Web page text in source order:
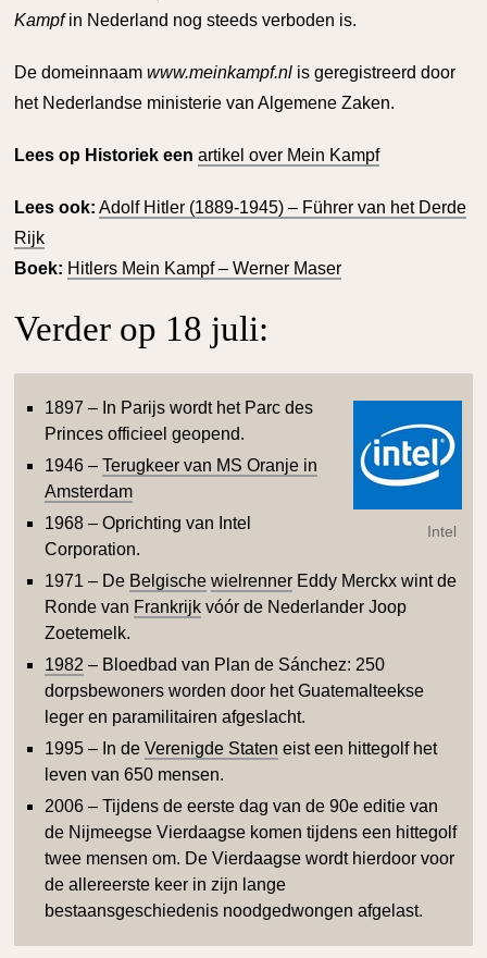
Kampfin Nederland nog steeds verboden is.
De domeinnaamwww.meinkampf.nl is geregistreerd door
het Nederlandse ministerie van Algemene Zaken.
Lees op Historiek een artikel over Mein Kampf
Lees ook: Adolf Hitler (1889-1945) – Führer van het Derde
Rijk
Boek: Hitlers Mein Kampf – Werner Maser
Verder op 18 juli:
Intel
1897 – In Parijs wordt het Parc des
Princes officieel geopend.
1946 –Terugkeer van MS Oranje in
Amsterdam
1968 – Oprichting van Intel
Corporation.
1971 – De Belgische wielrenner Eddy Merckx wint de
Ronde van Frankrijk vóór de Nederlander Joop
Zoetemelk.
1982 – Bloedbad van Plan de Sánchez: 250
dorpsbewoners worden door het Guatemalteekse
leger en paramilitairen afgeslacht.
1995 – In deVerenigde Staten eist een hittegolf het
leven van 650 mensen.
2006 – Tijdens de eerste dag van de 90e editie van
de Nijmeegse Vierdaagse komen tijdens een hittegolf
twee mensen om. De Vierdaagse wordt hierdoor voor
de allereerste keer in zijn lange
bestaansgeschiedenis noodgedwongen afgelast.